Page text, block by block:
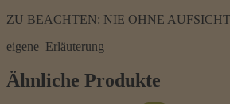
ZU BEACHTEN: NIE OHNE
eigene Erläuterung
Ähnliche Produkte